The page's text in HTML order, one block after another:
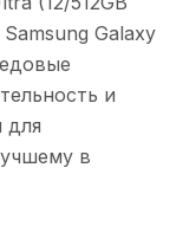
Galaxy
и
для
в